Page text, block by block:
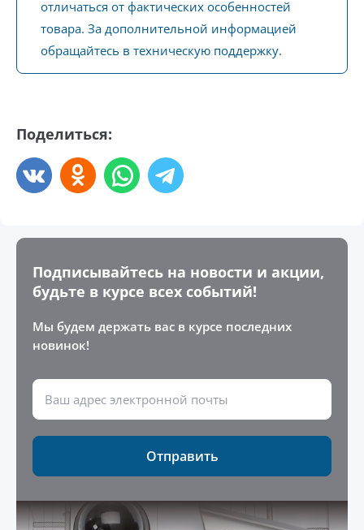
отличаться от фактических особенностей
товара. За дополнительной информацией
обращайтесь в техническую поддержку.
Поделиться:
Подписывайтесь на новости и акции,
будьте в курсе всех событий!
Мы будем держать вас в курсе последних
новинок!
Отправить